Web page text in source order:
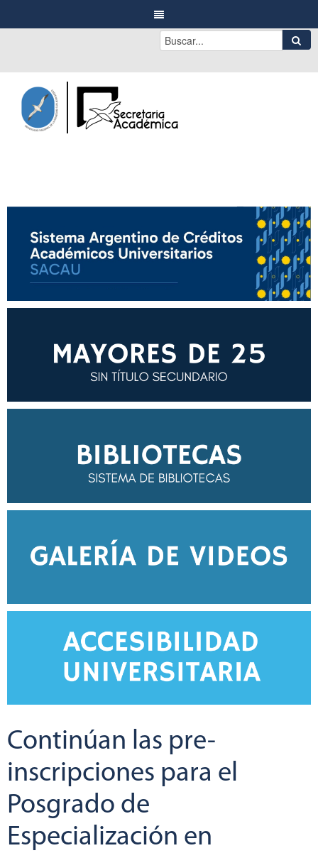
Continúan las pre-
inscripciones para el
Posgrado de
Especialización en